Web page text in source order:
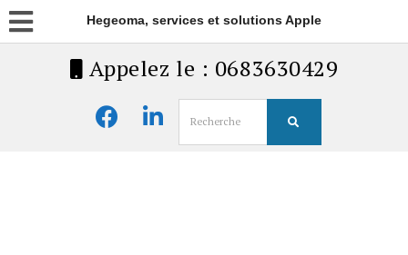
Hegeoma, services et solutions Apple
Appelez le : 0683630429
for: